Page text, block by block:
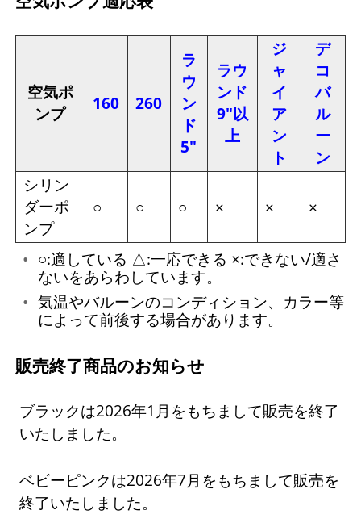
空気ポ
ンプ
160 260
ラ
ウ
ン
ド
5"
ラウ
ンド
9"以
上
ジ
ャ
イ
ア
ン
ト
デ
コ
バ
ル
ー
ン
シリン
ダーポ
ンプ
○ ○ ○ × × ×
○:適している △:一応できる ×:できない/適さ
ないをあらわしています。
気温やバルーンのコンディション、カラー等
によって前後する場合があります。
販売終了商品のお知らせ
ブラックは2026年1月をもちまして販売を終了
いたしました。
ベビーピンクは2026年7月をもちまして販売を
終了いたしました。